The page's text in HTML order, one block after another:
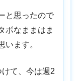
と思ったので
ボなままはま
います。
て、今は週2